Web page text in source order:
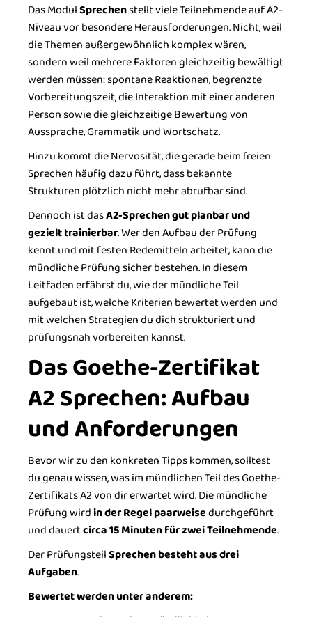
Das ModulSprechenstellt viele Teilnehmende auf A2-
Niveau vor besondere Herausforderungen. Nicht, weil
die Themen außergewöhnlich komplex wären,
sondern weil mehrere Faktoren gleichzeitig bewältigt
werden müssen: spontane Reaktionen, begrenzte
Vorbereitungszeit, die Interaktion mit einer anderen
Person sowie die gleichzeitige Bewertung von
Aussprache, Grammatik und Wortschatz.
Hinzu kommt die Nervosität, die gerade beim freien
Sprechen häufig dazu führt, dass bekannte
Strukturen plötzlich nicht mehr abrufbar sind.
Dennoch ist dasA2-Sprechen gut planbar und
gezielt trainierbar. Wer den Aufbau der Prüfung
kennt und mit festen Redemitteln arbeitet, kann die
mündliche Prüfung sicher bestehen. In diesem
Leitfaden erfährst du, wie der mündliche Teil
aufgebaut ist, welche Kriterien bewertet werden und
mit welchen Strategien du dich strukturiert und
prüfungsnah vorbereiten kannst.
Das Goethe-Zertifikat
A2 Sprechen: Aufbau
und Anforderungen
Bevor wir zu den konkreten Tipps kommen, solltest
du genau wissen, was im mündlichen Teil des Goethe-
Zertifikats A2 von dir erwartet wird. Die mündliche
Prüfung wird in der Regel paarweisedurchgeführt
und dauertcirca 15 Minuten für zwei Teilnehmende.
Der PrüfungsteilSprechen besteht aus drei
Aufgaben.
Bewertet werden unter anderem: